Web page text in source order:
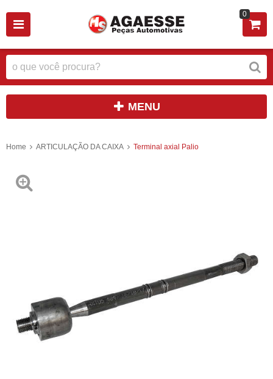
0
MENU
Home ARTICULAÇÃO DA CAIXA Terminal axial Palio